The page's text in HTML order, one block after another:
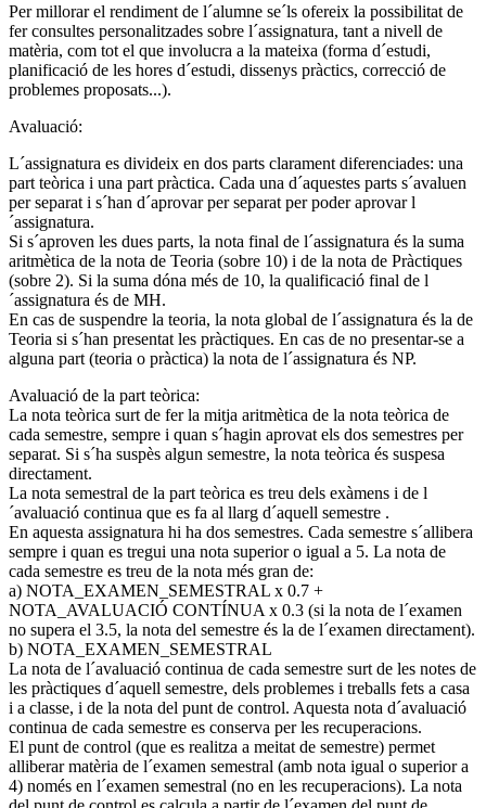
Per millorar el rendiment de l´alumne se´ls ofereix la possibilitat de
fer consultes personalitzades sobre l´assignatura, tant a nivell de
matèria, com tot el que involucra a la mateixa (forma d´estudi,
planificació de les hores d´estudi, dissenys pràctics, correcció de
problemes proposats...).
Avaluació:
L´assignatura es divideix en dos parts clarament diferenciades: una
part teòrica i una part pràctica. Cada una d´aquestes parts s´avaluen
per separat i s´han d´aprovar per separat per poder aprovar l
´assignatura.
Si s´aproven les dues parts, la nota final de l´assignatura és la suma
aritmètica de la nota de Teoria (sobre 10) i de la nota de Pràctiques
(sobre 2). Si la suma dóna més de 10, la qualificació final de l
´assignatura és de MH.
En cas de suspendre la teoria, la nota global de l´assignatura és la de
Teoria si s´han presentat les pràctiques. En cas de no presentar-se a
alguna part (teoria o pràctica) la nota de l´assignatura és NP.
Avaluació de la part teòrica:
La nota teòrica surt de fer la mitja aritmètica de la nota teòrica de
cada semestre, sempre i quan s´hagin aprovat els dos semestres per
separat. Si s´ha suspès algun semestre, la nota teòrica és suspesa
directament.
La nota semestral de la part teòrica es treu dels exàmens i de l
´avaluació continua que es fa al llarg d´aquell semestre .
En aquesta assignatura hi ha dos semestres. Cada semestre s´allibera
sempre i quan es tregui una nota superior o igual a 5. La nota de
cada semestre es treu de la nota més gran de:
a) NOTA_EXAMEN_SEMESTRAL x 0.7 +
NOTA_AVALUACIÓ CONTÍNUA x 0.3 (si la nota de l´examen
no supera el 3.5, la nota del semestre és la de l´examen directament).
b) NOTA_EXAMEN_SEMESTRAL
La nota de l´avaluació continua de cada semestre surt de les notes de
les pràctiques d´aquell semestre, dels problemes i treballs fets a casa
i a classe, i de la nota del punt de control. Aquesta nota d´avaluació
continua de cada semestre es conserva per les recuperacions.
El punt de control (que es realitza a meitat de semestre) permet
alliberar matèria de l´examen semestral (amb nota igual o superior a
4) només en l´examen semestral (no en les recuperacions). La nota